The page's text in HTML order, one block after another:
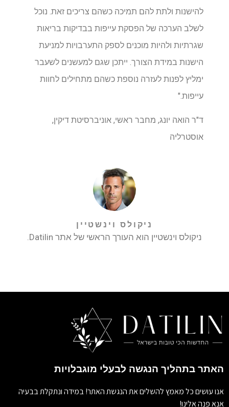
להישנות ולתת להם תמיכה כשהם צריכים זאת. נוכל
לשלב הערכה של הפסקת עייפות בבדיקות בריאות
שגרתיות ולהיות מוכנים לספק התערבויות למניעת
הישנות במידת הצורך. ייתכן שגם למעשנים לשעבר
ימליץ לפנות לעזרה נוספת כשהם מתחילים לחוות
עייפות."
ד"ר הואה יונג, מחבר ראשי, אוניברסיטת דיקין,
אוסטרליה
ניקולס וינשטיין
ניקולס וינשטיין הוא העורך הראשי של אתר Datilin.
האתר בתהליך הנגשה לבעלי מוגבלויות
אנו עושים כל מאמץ להשלים את הנגשת האתר! במידה ונתקלת בבעיה
אנא פנה אלינו!